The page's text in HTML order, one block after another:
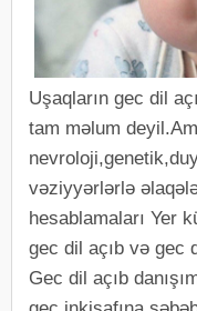
Uşaqların gec dil
tam məlum
vəziyyərlərlə
hesablamaları Yer
gec dil açıb və gec
Gec dil açıb